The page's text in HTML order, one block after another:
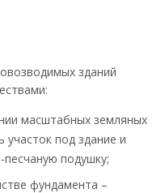
зданий
масштабных земляных
под здание и
подушку;
фундамента –